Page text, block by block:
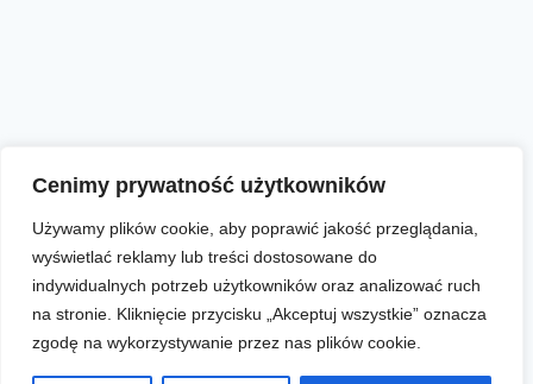
Cenimy prywatność użytkowników
Używamy plików cookie, aby poprawić jakość przeglądania,
wyświetlać reklamy lub treści dostosowane do
indywidualnych potrzeb użytkowników oraz analizować ruch
na stronie. Kliknięcie przycisku „Akceptuj wszystkie” oznacza
zgodę na wykorzystywanie przez nas plików cookie.